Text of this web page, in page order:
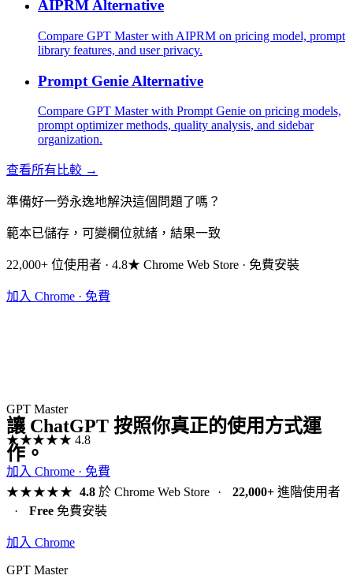
AIPRM Alternative
Compare GPT Master with AIPRM on pricing model, prompt
library features, and user privacy.
Prompt Genie Alternative
Compare GPT Master with Prompt Genie on pricing models,
prompt optimizer methods, quality analysis, and sidebar
organization.
查看所有比較 →
準備好一勞永逸地解決這個問題了嗎？
範本已儲存，可變欄位就緒，結果一致
22,000+ 位使用者 · 4.8★ Chrome Web Store · 免費安裝
加入 Chrome · 免費
GPT Master
★★★★★ 4.8
加入 Chrome · 免費
讓 ChatGPT 按照你真正的使用方式運
作。
★★★★★ 4.8於 Chrome Web Store · 22,000+進階使用者
·
Free 免費安裝
加入 Chrome
GPT Master